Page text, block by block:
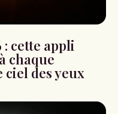
: cette appli
chaque
ciel des yeux